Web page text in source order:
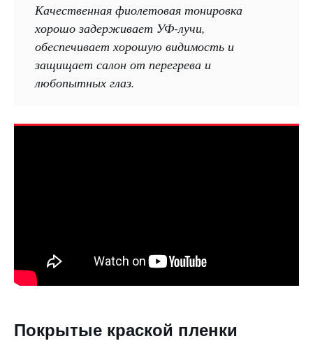
Качественная фиолетовая тонировка
хорошо задерживает УФ-лучи,
обеспечивает хорошую видимость и
защищает салон от перегрева и
любопытных глаз.
Покрытые краской пленки